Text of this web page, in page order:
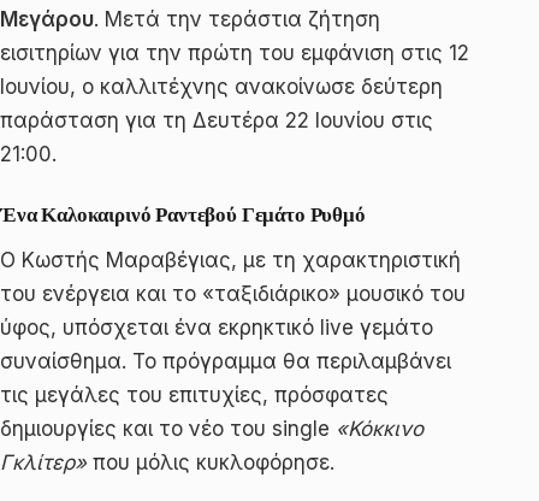
Μεγάρου. Μετά την τεράστια ζήτηση
εισιτηρίων για την πρώτη του εμφάνιση στις 12
Ιουνίου, ο καλλιτέχνης ανακοίνωσε δεύτερη
παράσταση για τη Δευτέρα 22 Ιουνίου στις
21:00.
Ένα Καλοκαιρινό Ραντεβού Γεμάτο Ρυθμό
Ο Κωστής Μαραβέγιας, με τη χαρακτηριστική
του ενέργεια και το «ταξιδιάρικο» μουσικό του
ύφος, υπόσχεται ένα εκρηκτικό live γεμάτο
συναίσθημα. Το πρόγραμμα θα περιλαμβάνει
τις μεγάλες του επιτυχίες, πρόσφατες
δημιουργίες και το νέο του single «Κόκκινο
Γκλίτερ»που μόλις κυκλοφόρησε.